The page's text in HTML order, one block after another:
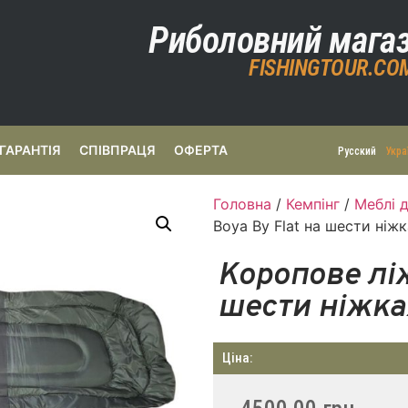
Риболовний
Русский
ГАРАНТІЯ СПІВПРАЦЯ ОФЕРТА
Головна / Кемпінг / Меблі
Boya By Flat на шести
Коропове
шести
Ціна: